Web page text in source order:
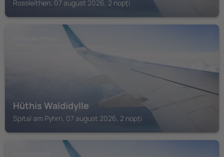
Rossleithen, 07 august 2026, 2 nopți
Hüthis Waldidylle
Spital am Pyhrn, 07 august 2026, 2 nopți